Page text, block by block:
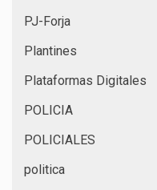
PJ-Forja
Plantines
Plataformas Digitales
POLICIA
POLICIALES
politica